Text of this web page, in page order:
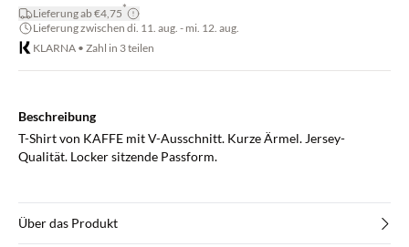
Lieferung ab €4,75*
Lieferung zwischen di. 11. aug. - mi. 12. aug.
KLARNA • Zahl in 3 teilen
Beschreibung
T-Shirt von KAFFE mit V-Ausschnitt. Kurze Ärmel. Jersey-
Qualität. Locker sitzende Passform.
Über das Produkt